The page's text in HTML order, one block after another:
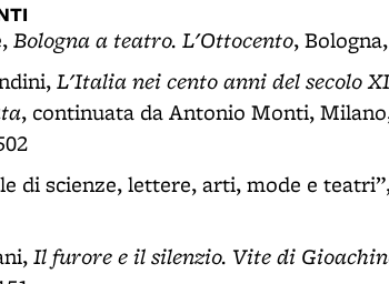
Bologna a teatro. L'Ottocento,
L'Italia nei cento anni del secolo
, continuata da Antonio Monti,
di scienze, lettere, arti, mode e
Il furore e il silenzio. Vite di